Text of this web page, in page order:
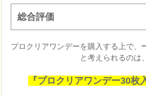
総合評価
プロクリアワンデーを購入する上で、
と考えられるのは、
『プロクリアワンデー30枚